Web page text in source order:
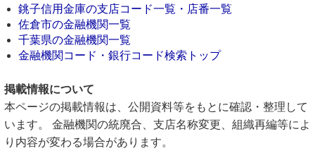
銚子信用金庫の支店コード一覧・店番一覧
佐倉市の金融機関一覧
千葉県の金融機関一覧
金融機関コード・銀行コード検索トップ
掲載情報について
本ページの掲載情報は、公開資料等をもとに確認・整理して
います。 金融機関の統廃合、支店名称変更、組織再編等によ
り内容が変わる場合があります。